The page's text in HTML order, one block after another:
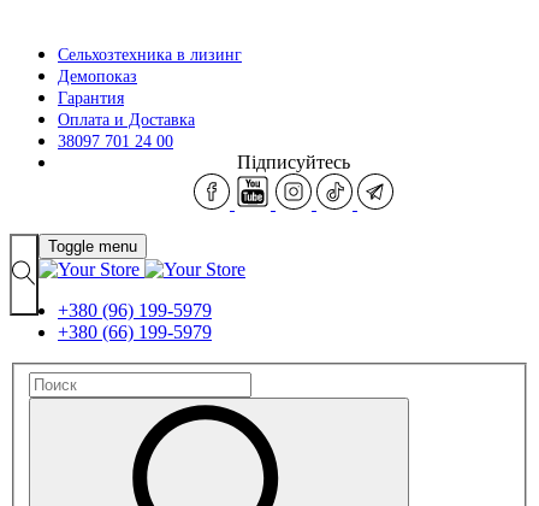
Сельхозтехника в лизинг
Демопоказ
Гарантия
Оплата и Доставка
38097 701 24 00
Підписуйтесь
Toggle menu
+380 (96) 199-5979
+380 (66) 199-5979